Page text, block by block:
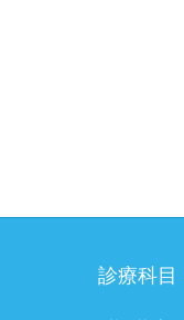
診療科目